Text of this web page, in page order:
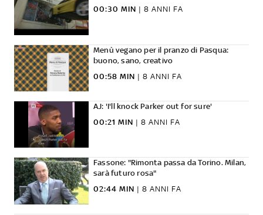
00:30 MIN | 8 ANNI FA
Menù vegano per il pranzo di Pasqua:
buono, sano, creativo
00:58 MIN | 8 ANNI FA
AJ: 'I'll knock Parker out for sure'
00:21 MIN | 8 ANNI FA
Fassone: "Rimonta passa da Torino. Milan,
sarà futuro rosa"
02:44 MIN | 8 ANNI FA